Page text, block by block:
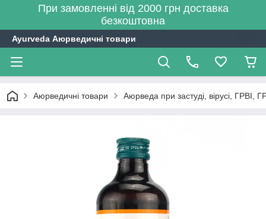
При замовленні від 2000 грн доставка
безкоштовна
Ayurveda Аюрведичні товари
Аюрведичні товари Аюрведа при застуді, вірусі, ГРВІ,